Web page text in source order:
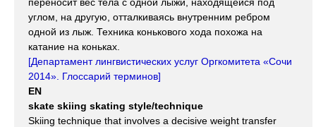
углом, на другую, отталкиваясь внутренним ребром
одной из лыж. Техника конькового хода похожа на
катание на коньках.
[Департамент лингвистических услуг Оргкомитета «Сочи
2014». Глоссарий терминов]
EN
skate skiing skating style/technique
Skiing technique that involves a decisive weight transfer